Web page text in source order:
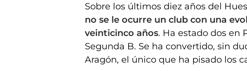
Sobre los últimos diez años del
no se le ocurre un club con una
veinticinco años. Ha estado dos en
Segunda B. Se ha convertido, sin
Aragón, el único que ha pisado los